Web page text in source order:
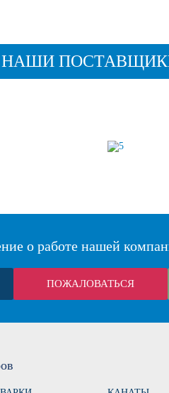
НАШИ
о работе нашей
ПОЖАЛОВАТЬСЯ